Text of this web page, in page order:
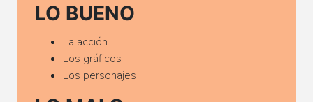
LO BUENO
La acción
Los gráficos
Los personajes